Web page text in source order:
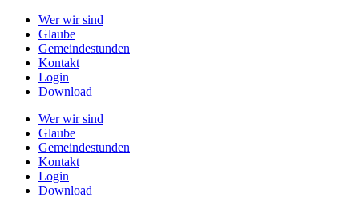
Wer wir sind
Glaube
Gemeindestunden
Kontakt
Login
Download
Wer wir sind
Glaube
Gemeindestunden
Kontakt
Login
Download